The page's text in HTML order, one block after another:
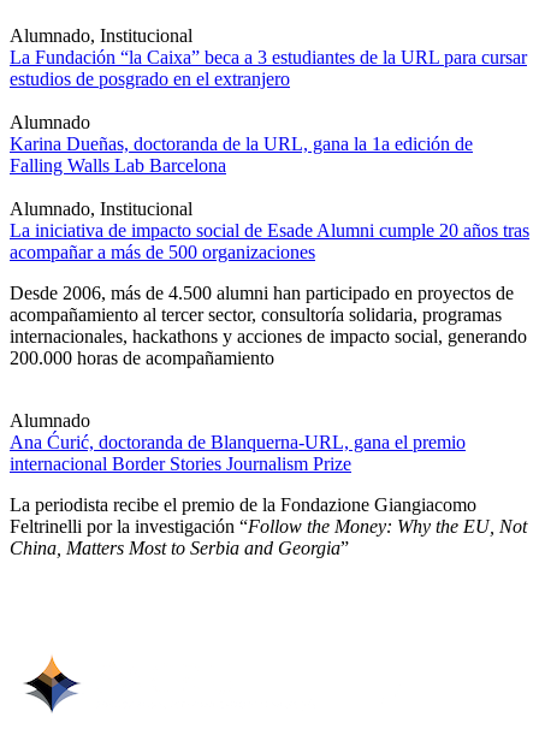
Alumnado, Institucional
La Fundación “la Caixa” beca a 3 estudiantes de la URL para cursar
estudios de posgrado en el extranjero
Alumnado
Karina Dueñas, doctoranda de la URL, gana la 1a edición de
Falling Walls Lab Barcelona
Alumnado, Institucional
La iniciativa de impacto social de Esade Alumni cumple 20 años tras
acompañar a más de 500 organizaciones
Desde 2006, más de 4.500 alumni han participado en proyectos de
acompañamiento al tercer sector, consultoría solidaria, programas
internacionales, hackathons y acciones de impacto social, generando
200.000 horas de acompañamiento
Alumnado
Ana Ćurić, doctoranda de Blanquerna-URL, gana el premio
internacional Border Stories Journalism Prize
La periodista recibe el premio de la Fondazione Giangiacomo
Feltrinelli por la investigación “Follow the Money: Why the EU, Not
China, Matters Most to Serbia and Georgia”